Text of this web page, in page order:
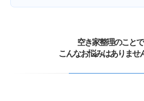
空き家整理のことで
こんなお悩みはありませ